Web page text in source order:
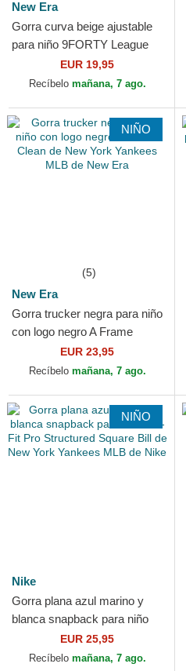
New Era
Gorra curva beige ajustable
para niño 9FORTY League
Essential de New York
Yankees MLB de New Era
EUR 19,95
Recíbelo mañana, 7 ago.
NIÑO
(5)
New Era
Gorra trucker negra para niño
con logo negro A Frame
Clean de New York Yankees
MLB de New Era
EUR 23,95
Recíbelo mañana, 7 ago.
NIÑO
Nike
Gorra plana azul marino y
blanca snapback para niño
Dri-Fit Pro Structured Square
Bill de New...
EUR 25,95
Recíbelo mañana, 7 ago.